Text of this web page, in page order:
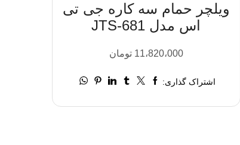
ویلچر حمام سه کاره جی تی
اس مدل JTS-681
11،820،000 تومان
اشتراک گذاری: